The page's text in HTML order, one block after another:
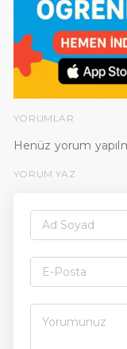
YORUMLAR
Henüz yorum
YORUM YAZ